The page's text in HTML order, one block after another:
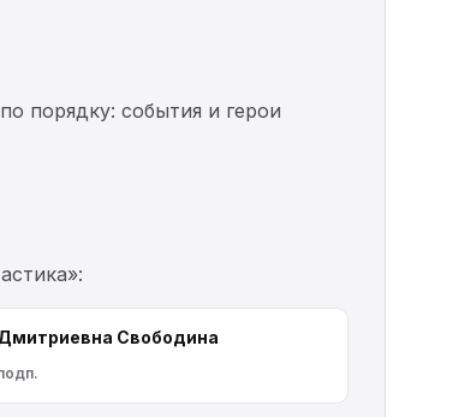
порядку: события и герои
Свободина